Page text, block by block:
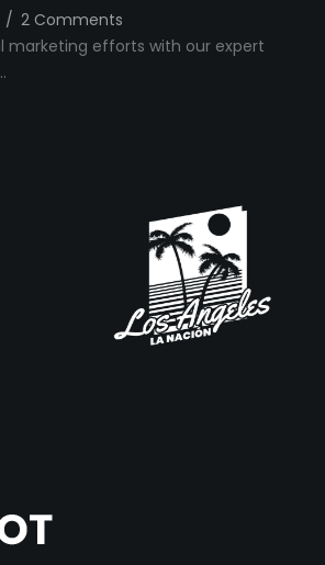
/ 2 Comments
marketing efforts with our expert